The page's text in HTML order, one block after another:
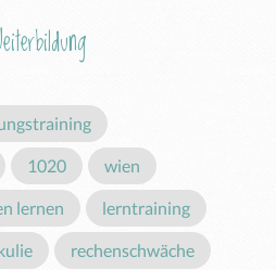
1020 wien
lernen lerntraining
rechenschwäche